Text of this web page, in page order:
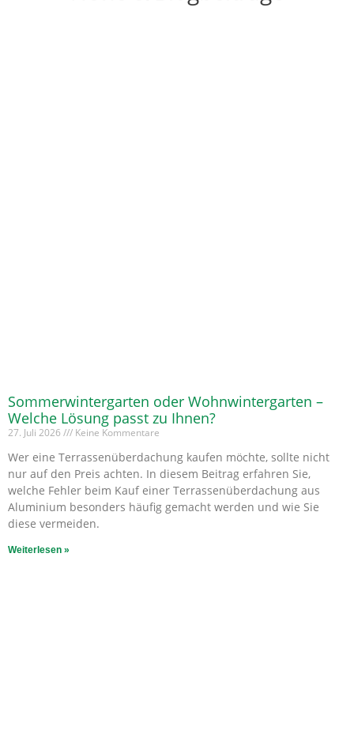
Sommerwintergarten oder Wohnwintergarten –
Welche Lösung passt zu Ihnen?
27. Juli 2026 Keine Kommentare
Wer eine Terrassenüberdachung kaufen möchte, sollte nicht
nur auf den Preis achten. In diesem Beitrag erfahren Sie,
welche Fehler beim Kauf einer Terrassenüberdachung aus
Aluminium besonders häufig gemacht werden und wie Sie
diese vermeiden.
Weiterlesen »